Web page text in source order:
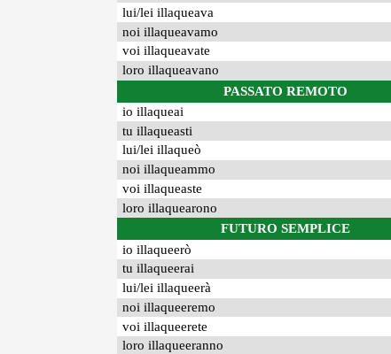
lui/lei illaqueava
noi illaqueavamo
voi illaqueavate
loro illaqueavano
PASSATO REMOTO
io illaqueai
tu illaqueasti
lui/lei illaqueò
noi illaqueammo
voi illaqueaste
loro illaquearono
FUTURO SEMPLICE
io illaqueerò
tu illaqueerai
lui/lei illaqueerà
noi illaqueeremo
voi illaqueerete
loro illaqueeranno